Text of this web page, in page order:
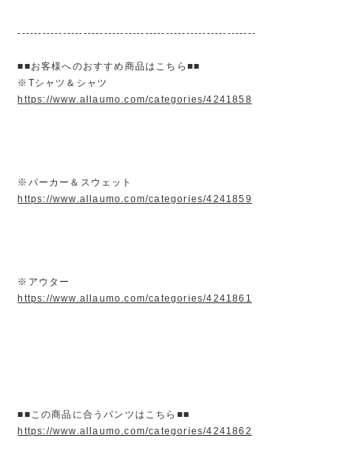
----------------------------------------------------------
■■お客様へのおすすめ商品はこちら■■
※Tシャツ＆シャツ
https://www.allaumo.com/categories/4241858
※パーカー＆スウェット
https://www.allaumo.com/categories/4241859
※アウター
https://www.allaumo.com/categories/4241861
■■この商品に合うパンツはこちら■■
https://www.allaumo.com/categories/4241862